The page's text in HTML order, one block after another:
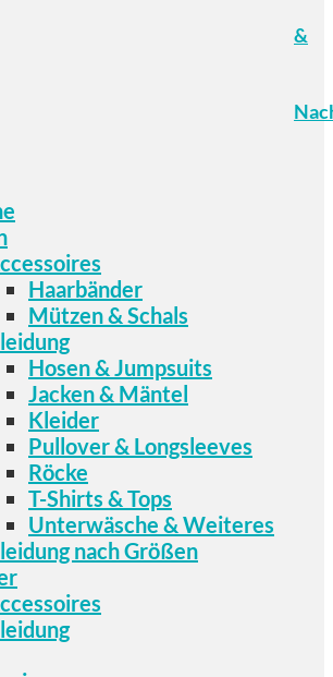
&
Haarbänder
Mützen & Schals
Hosen & Jumpsuits
Jacken & Mäntel
Kleider
Pullover & Longsleeves
Röcke
T-Shirts & Tops
Unterwäsche & Weiteres
nach Größen